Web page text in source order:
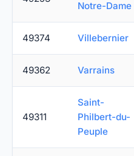
Notre-Dame
49374 Villebernier
49362 Varrains
49311
Saint-
Philbert-du-
Peuple